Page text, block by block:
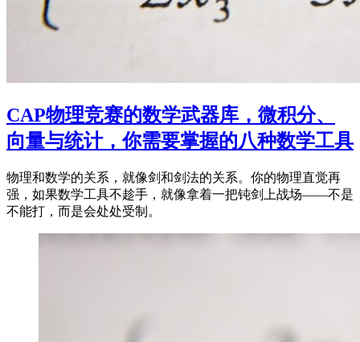
CAP物理竞赛的数学武器库，微积分、
向量与统计，你需要掌握的八种数学工具
物理和数学的关系，就像剑和剑法的关系。你的物理直觉再
强，如果数学工具不趁手，就像拿着一把钝剑上战场——不是
不能打，而是会处处受制。